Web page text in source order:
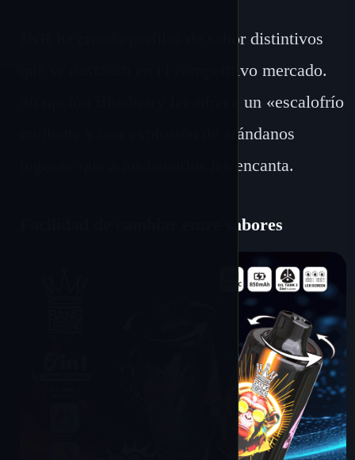
JNR ha creado perfiles de sabor distintivos
que se destacan en el competitivo mercado.
Su opción Blueberry Ice ofrece un «escalofrío
crujiente y una explosión de arándanos
jugosa» que a los usuarios les encanta.
Facilidad de cambiar entre sabores